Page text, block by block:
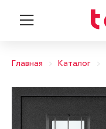
Главная Каталог